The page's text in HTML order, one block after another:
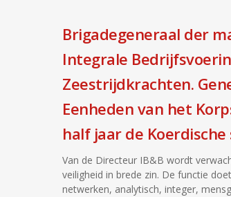
Brigadegeneraal der
Integrale
Zeestrijdkrachten.
Eenheden van het
half jaar de
Van de Directeur IB&B wordt
veiligheid in brede zin. De functie
netwerken, analytisch, integer,